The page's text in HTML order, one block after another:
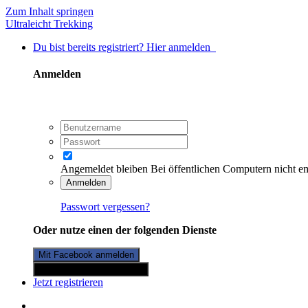
Zum Inhalt springen
Ultraleicht Trekking
Du bist bereits registriert? Hier anmelden
Anmelden
Angemeldet bleiben Bei öffentlichen Computern nicht
Anmelden
Passwort vergessen?
Oder nutze einen der folgenden Dienste
Mit Facebook anmelden
Jetzt registrieren